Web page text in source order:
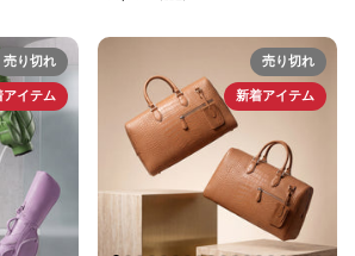
売り切れ
アイテム
売り切れ
新着アイテム